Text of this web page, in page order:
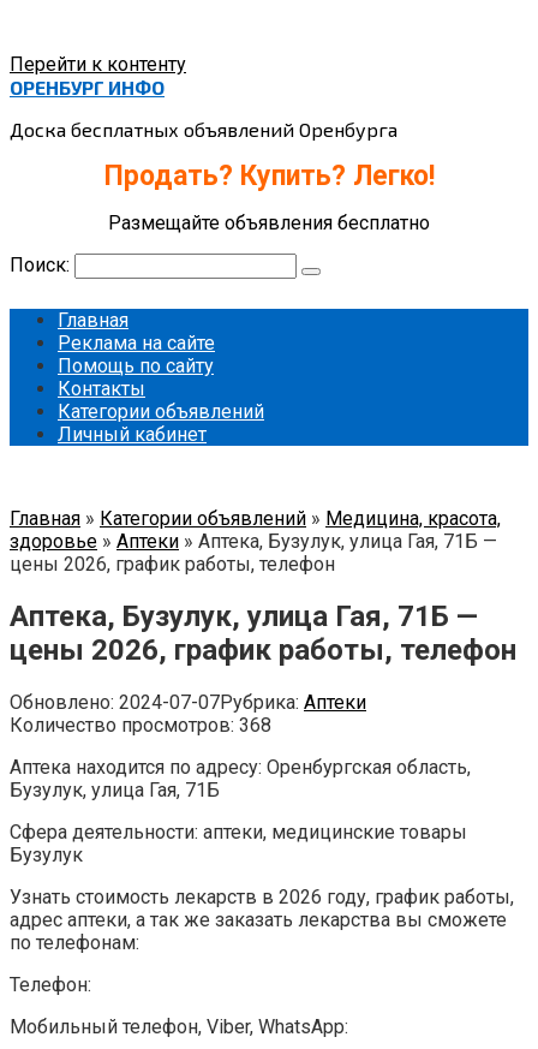
Перейти к контенту
ОРЕНБУРГ ИНФО
Доска бесплатных объявлений Оренбурга
Продать? Купить? Легко!
Размещайте объявления бесплатно
Поиск:
Главная
Реклама на сайте
Помощь по сайту
Контакты
Категории объявлений
Личный кабинет
Главная » Категории объявлений » Медицина, красота,
здоровье » Аптеки » Аптека, Бузулук, улица Гая, 71Б —
цены 2026, график работы, телефон
Аптека, Бузулук, улица Гая, 71Б —
цены 2026, график работы, телефон
Обновлено: 2024-07-07Рубрика: Аптеки
Количество просмотров: 368
Аптека находится по адресу: Оренбургская область,
Бузулук, улица Гая, 71Б
Сфера деятельности: аптеки, медицинские товары
Бузулук
Узнать стоимость лекарств в 2026 году, график работы,
адрес аптеки, а так же заказать лекарства вы сможете
по телефонам:
Телефон:
Мобильный телефон, Viber, WhatsApp: